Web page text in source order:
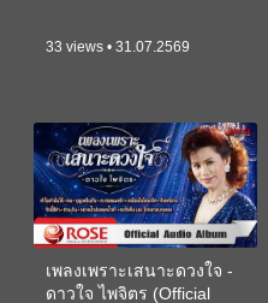
33 views • 31.07.2569
เพลงเพราะเสนาะดวงใจ -
ดาวใจ ไพจิตร (Official